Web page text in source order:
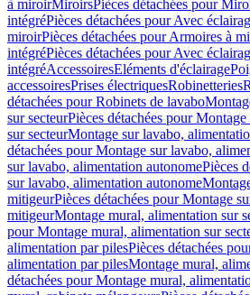
à miroirMiroirsPièces détachées pour
intégréPièces détachées pour Avec
miroirPièces détachées pour Armoires à
intégréPièces détachées pour Avec
intégréAccessoiresEléments d'éclairage
accessoiresPrises électriquesRobinetteries
détachées pour Robinets de lavabo
sur secteurPièces détachées pour
sur secteurMontage sur lavabo,
détachées pour Montage sur lavabo,
sur lavabo, alimentation autonomePièces
sur lavabo, alimentation autonome
mitigeurPièces détachées pour Montage
mitigeurMontage mural, alimentation sur
pour Montage mural, alimentation sur
alimentation par pilesPièces détachées
alimentation par pilesMontage mural,
détachées pour Montage mural,